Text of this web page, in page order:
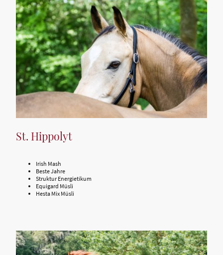
St. Hippolyt
Irish Mash
Beste Jahre
Struktur Energietikum
Equigard Müsli
Hesta Mix Müsli